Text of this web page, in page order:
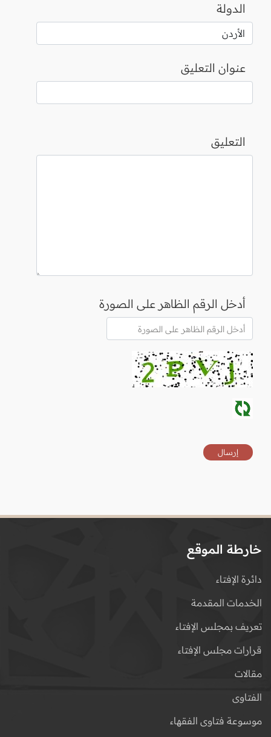
الدولة
عنوان التعليق
التعليق
أدخل الرقم الظاهر على الصورة
خارطة الموقع
دائرة الإفتاء
الخدمات المقدمة
تعريف بمجلس الإفتاء
قرارات مجلس الإفتاء
مقالات
الفتاوى
موسوعة فتاوى الفقهاء